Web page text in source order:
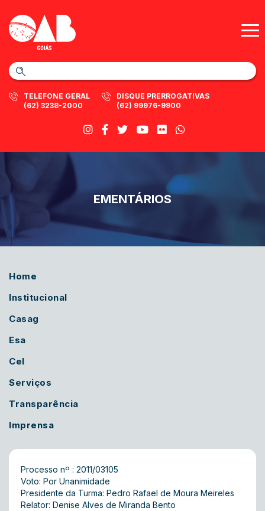
TELEFONE GERAL
(62) 3238-2000
DISQUE PRERROGATIVAS
(62) 99976-9900
EMENTÁRIOS
Home
Institucional
Casag
Esa
Cel
Serviços
Transparência
Imprensa
Processo nº : 2011/03105
Voto: Por Unanimidade
Presidente da Turma: Pedro Rafael de Moura Meireles
Relator: Denise Alves de Miranda Bento